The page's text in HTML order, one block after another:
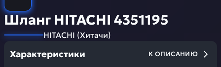
Шланг HITACHI 4351195
HITACHI (Хитачи)
Характеристики К ОПИСАНИЮ